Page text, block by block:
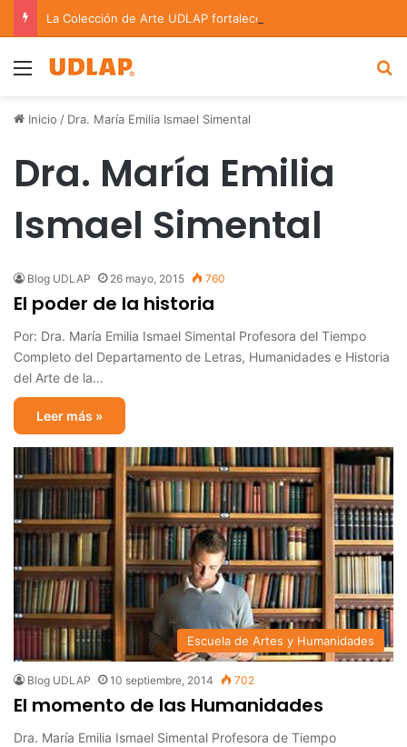
Menu
Inicio / Dra. María Emilia Ismael Simental
Dra. María Emilia
Ismael Simental
Blog UDLAP 26 mayo, 2015 760
El poder de la historia
Por: Dra. María Emilia Ismael Simental Profesora del Tiempo
Completo del Departamento de Letras, Humanidades e Historia
del Arte de la…
Leer más »
Escuela de Artes y Humanidades
Blog UDLAP 10 septiembre, 2014 702
El momento de las Humanidades
Dra. María Emilia Ismael Simental Profesora de Tiempo